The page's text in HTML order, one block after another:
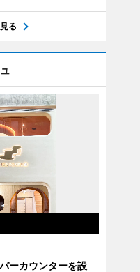
る
ーカウンターを設